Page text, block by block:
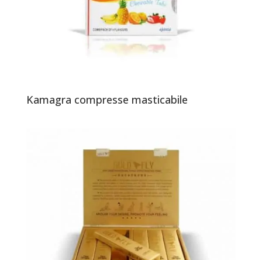
Kamagra compresse masticabile